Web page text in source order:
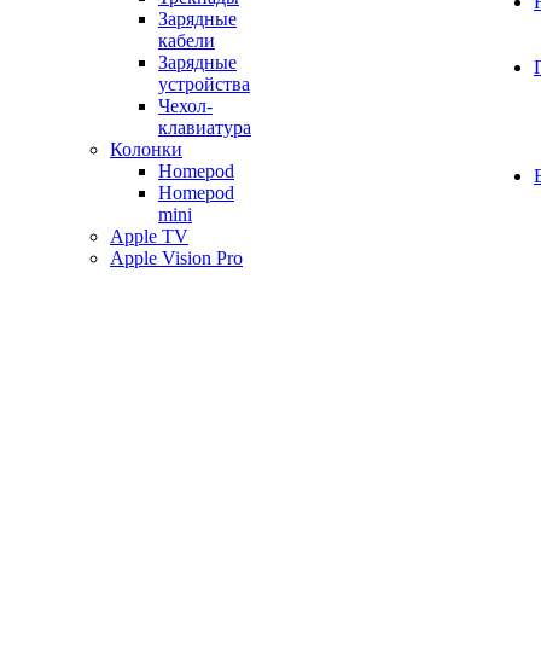
Зарядные
кабели
Зарядные
устройства
Чехол-
клавиатура
Колонки
Homepod
Homepod
mini
Apple TV
Apple Vision Pro